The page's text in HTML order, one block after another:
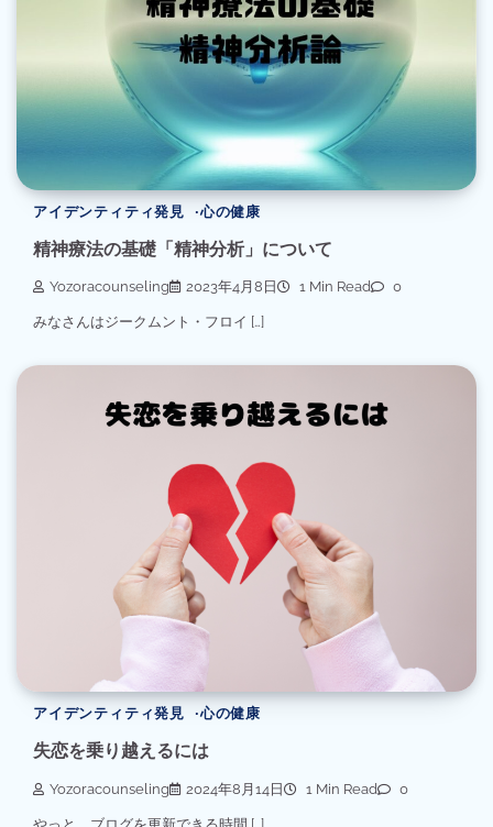
アイデンティティ発見 心の健康
精神療法の基礎「精神分析」について
Yozoracounseling 2023年4月8日 1 Min Read 0
みなさんはジークムント・フロイ […]
アイデンティティ発見 心の健康
失恋を乗り越えるには
Yozoracounseling 2024年8月14日 1 Min Read 0